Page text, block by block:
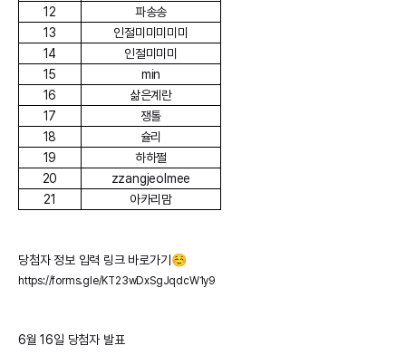
12
파송송
13
인절미미미미미
14
인절미미미
15
min
16
삶은계란
17
쟁톨
18
슐리
19
하하쩔
20
zzangjeolmee
21
아카리맘
당첨자 정보 입력 링크 바로가기☺️
https://forms.gle/KT23wDxSgJqdcW1y9
6월 16일 당첨자 발표